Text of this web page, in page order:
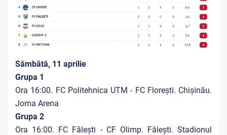
Sâmbătă, 11 aprilie
Grupa 1
Ora 16:00. FC Politehnica UTM - FC Florești. Chișinău.
Joma Arena
Grupa 2
Ora 16:00. FC Fălești - CF Olimp. Fălești. Stadionul